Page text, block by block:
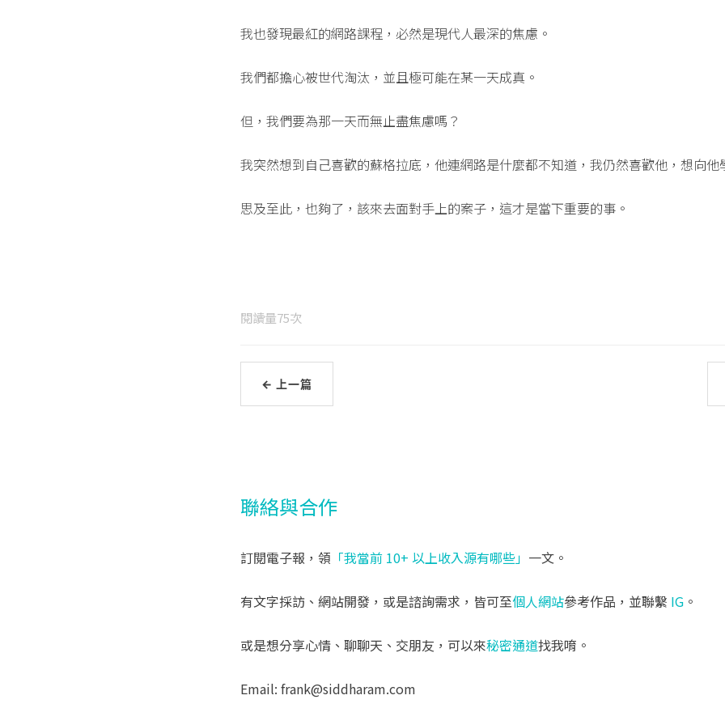
我也發現最紅的網路課程，必然是現代人最深的焦慮。
我們都擔心被世代淘汰，並且極可能在某一天成真。
但，我們要為那一天而無止盡焦慮嗎？
我突然想到自己喜歡的蘇格拉底，他連網路是什麼都不知道，我仍然喜歡他，想向他
思及至此，也夠了，該來去面對手上的案子，這才是當下重要的事。
閱讀量75次
← 上一篇
聯絡與合作
訂閱電子報，領 「我當前 10+ 以上收入源有哪些」 一文。
有文字採訪、網站開發，或是諮詢需求，皆可至個人網站參考作品，並聯繫 IG 。
或是想分享心情、聊聊天、交朋友，可以來秘密通道找我唷。
Email: frank@siddharam.com